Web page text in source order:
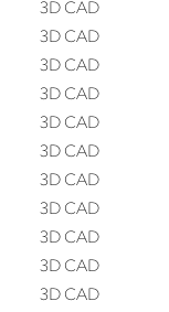
3D CAD
3D CAD
3D CAD
3D CAD
3D CAD
3D CAD
3D CAD
3D CAD
3D CAD
3D CAD
3D CAD